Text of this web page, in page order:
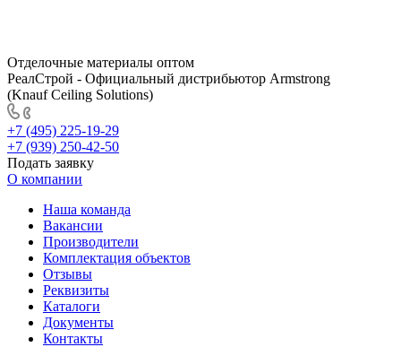
Отделочные материалы оптом
РеалСтрой - Официальный дистрибьютор Armstrong
(Knauf Ceiling Solutions)
+7 (495) 225-19-29
+7 (939) 250-42-50
Подать заявку
О компании
Наша команда
Вакансии
Производители
Комплектация объектов
Отзывы
Реквизиты
Каталоги
Документы
Контакты